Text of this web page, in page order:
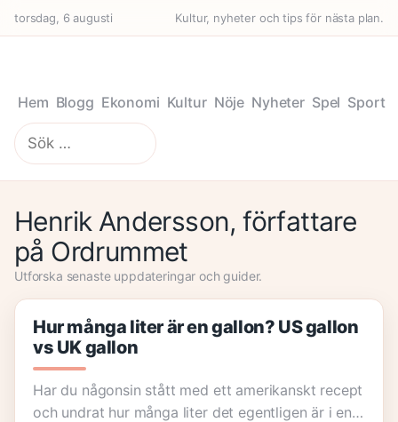
torsdag, 6 augusti Kultur, nyheter och tips för nästa plan.
Hem Blogg Ekonomi Kultur Nöje Nyheter Spel Sport
Sök
efter:
Henrik Andersson, författare
på Ordrummet
Utforska senaste uppdateringar och guider.
Hur många liter är en gallon? US gallon
vs UK gallon
Har du någonsin stått med ett amerikanskt recept
och undrat hur många liter det egentligen är i en…